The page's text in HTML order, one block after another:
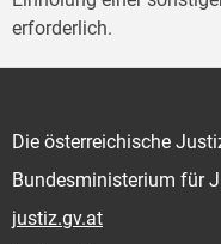
erforderlich.
Die österreichische
Bundesministerium für
justiz.gv.at